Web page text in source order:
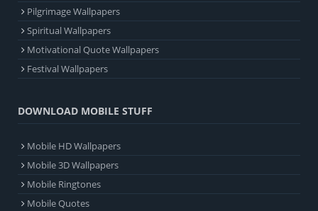
Pilgrimage Wallpapers
Spiritual Wallpapers
Motivational Quote Wallpapers
Festival Wallpapers
DOWNLOAD MOBILE STUFF
Mobile HD Wallpapers
Mobile 3D Wallpapers
Mobile Ringtones
Mobile Quotes